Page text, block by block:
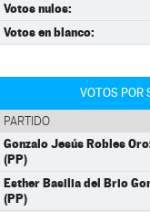
Votos nulos:
Votos en blanco:
VOTOS POR
PARTIDO
Gonzalo Jesús Robles
(PP)
Esther Basilia del Brio
(PP)